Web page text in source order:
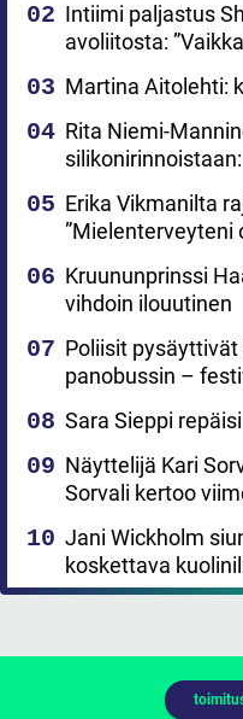
Intiimi paljastus
avoliitosta:
Martina Aitolehti:
Rita Niemi-
Erika Vikmanilta
”Mielenterveyteni
Kruununprinssi
vihdoin ilouutinen
Poliisit
panobussin –
Sara Sieppi
Näyttelijä Kari
Sorvali kertoo
Jani Wickholm
koskettava